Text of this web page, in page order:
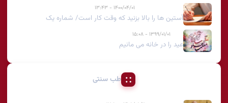
۱۴۰۰/۰۴/۰۱ - ۱۳:۴۳
آستین ها را بالا بزنید که وقت کار است/ شماره یک
۱۳۹۹/۰۱/۰۱ - ۱۵:۰۸
عید را در خانه می مانیم
طب سنتی